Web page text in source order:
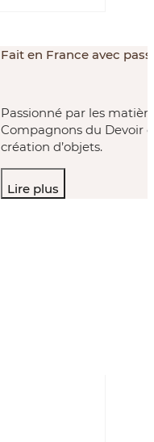
Fait en France avec
Passionné par les
Compagnons du Devoir
création d’objets.
Lire plus